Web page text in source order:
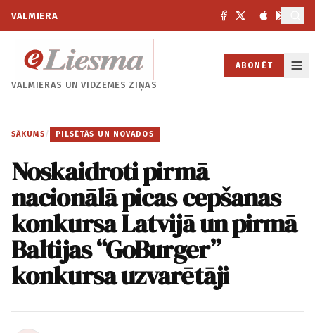
VALMIERA
VALMIERAS UNVIDZEMES ZIŅAS
ABONĒT
SĀKUMS / PILSĒTĀS UN NOVADOS
Noskaidroti pirmā
nacionālā picas cepšanas
konkursa Latvijā un pirmā
Baltijas “GoBurger”
konkursa uzvarētāji